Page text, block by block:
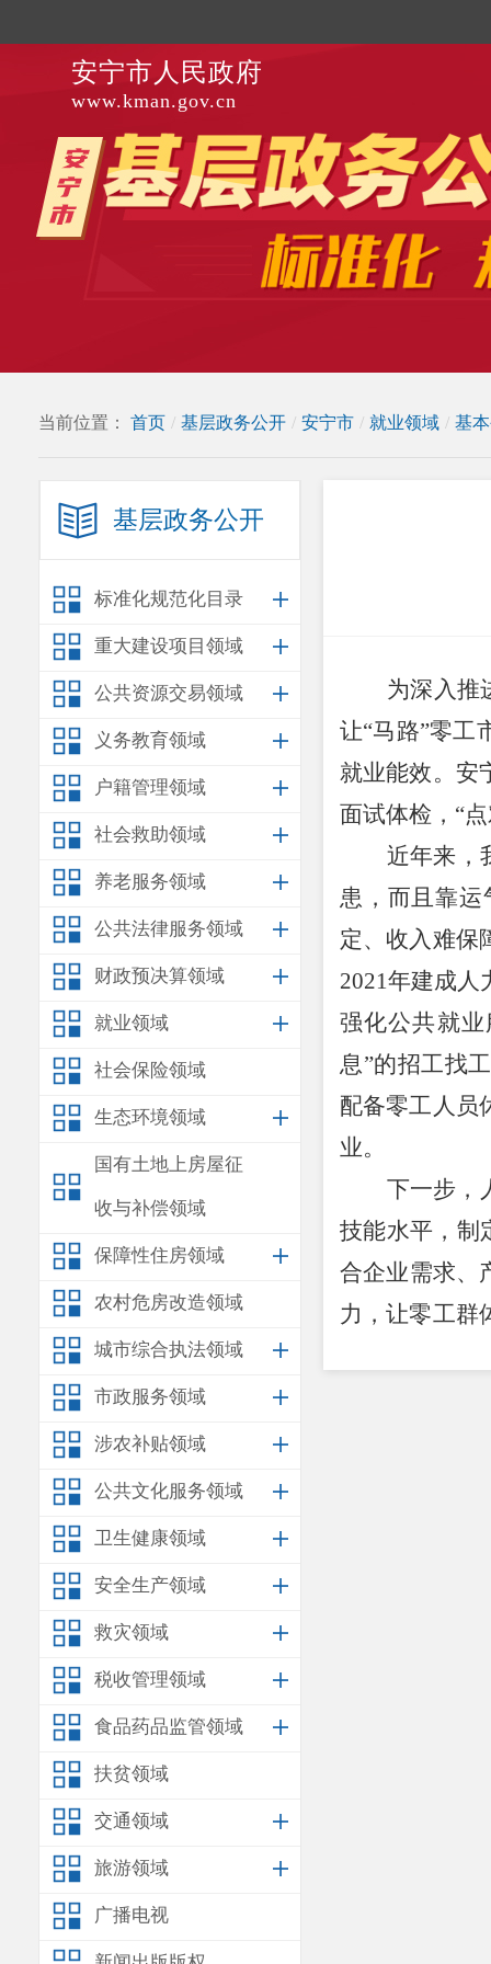
安宁市人民政府
www.kman.gov.cn
当前位置： 首页 / 基层政务公开 / 安宁市 / 就业领域 / 基
基层政务公开
标准化规范化目录
重大建设项目领域
公共资源交易领域
义务教育领域
户籍管理领域
社会救助领域
养老服务领域
公共法律服务领域
财政预决算领域
就业领域
社会保险领域
生态环境领域
国有土地上房屋征
收与补偿领域
保障性住房领域
农村危房改造领域
城市综合执法领域
市政服务领域
涉农补贴领域
公共文化服务领域
卫生健康领域
安全生产领域
救灾领域
税收管理领域
食品药品监管领域
扶贫领域
交通领域
旅游领域
广播电视
为深入推
让“马路”零工
就业能效。安
面试体检， “
近年来，
患，而且靠
定、收入难保
2021年建成人
强化公共就
息”的招工找
配备零工人员
业。
下一步，
技能水平，制
合企业需求、
力，让零工群